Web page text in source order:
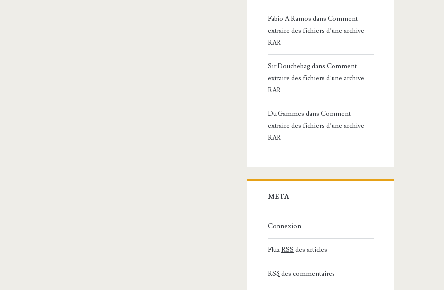
Fabio A Ramos dansComment
extraire des fichiers d’une archive
RAR
Sir DouchebagdansComment
extraire des fichiers d’une archive
RAR
Du Gammes dansComment
extraire des fichiers d’une archive
RAR
MÉTA
Connexion
FluxRSS des articles
RSS des commentaires